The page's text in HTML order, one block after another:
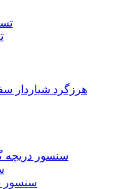
هرزگرد شیاردار
سنسور دریچه
سنسور